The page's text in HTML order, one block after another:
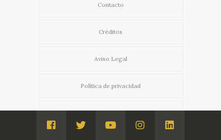
Contacto
Créditos
Aviso Legal
Política de privacidad
Admin
Visita
Visita
Visita
Visita
Visita